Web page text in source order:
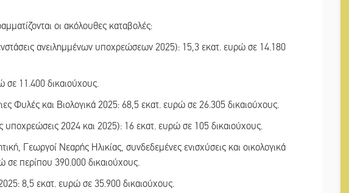
οι ακόλουθες καταβολές:
ανειλημμένων υποχρεώσεων 2025): 15,3 εκατ. ευρώ σε 14.180
σε 11.400 δικαιούχους.
Φυλές και Βιολογικά 2025: 68,5 εκατ. ευρώ σε 26.305 δικαιούχους.
υποχρεώσεις 2024 και 2025): 16 εκατ. ευρώ σε 105 δικαιούχους.
Γεωργοί Νεαρής Ηλικίας, συνδεδεμένες ενισχύσεις και οικολογικά
περίπου 390.000 δικαιούχους.
8,5 εκατ. ευρώ σε 35.900 δικαιούχους.